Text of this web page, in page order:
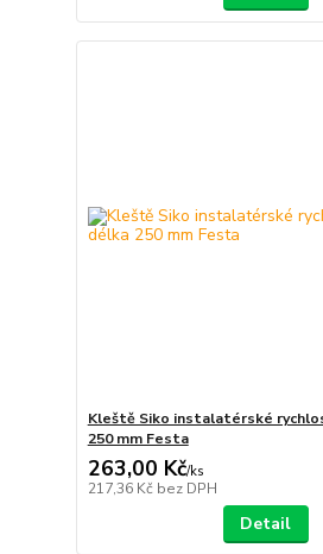
Kleště Siko instalatérské
250 mm Festa
263,00 Kč/ks
217,36 Kč bez DPH
Detail